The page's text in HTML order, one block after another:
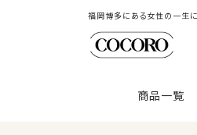
福岡博多にある女性の一生
商品一覧